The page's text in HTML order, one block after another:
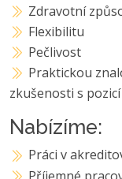
Zdravotní
Flexibilitu
Pečlivost
Praktickou
zkušenosti s
Nabízíme:
Práci v
Příjemné